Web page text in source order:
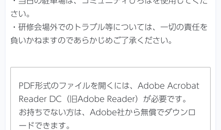
さい。
・研修会場外でのトラブル等については、一切の責任を
負いかねますのであらかじめご了承ください。
PDF形式のファイルを開くには、Adobe Acrobat
Reader DC（旧Adobe Reader）が必要です。
お持ちでない方は、Adobe社から無償でダウンロ
ードできます。